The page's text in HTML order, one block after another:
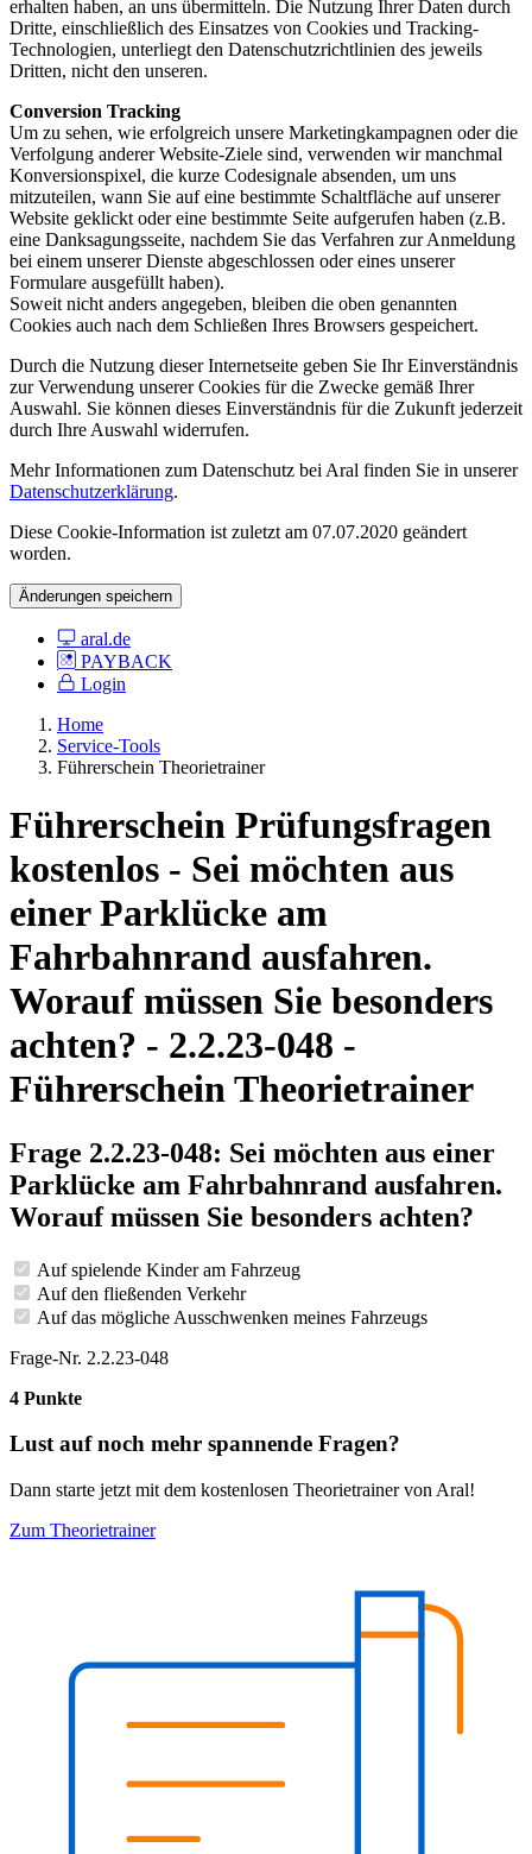
erhalten haben, an uns übermitteln. Die Nutzung Ihrer Daten durch
Dritte, einschließlich des Einsatzes von Cookies und Tracking-
Technologien, unterliegt den Datenschutzrichtlinien des jeweils
Dritten, nicht den unseren.
Conversion Tracking
Um zu sehen, wie erfolgreich unsere Marketingkampagnen oder die
Verfolgung anderer Website-Ziele sind, verwenden wir manchmal
Konversionspixel, die kurze Codesignale absenden, um uns
mitzuteilen, wann Sie auf eine bestimmte Schaltfläche auf unserer
Website geklickt oder eine bestimmte Seite aufgerufen haben (z.B.
eine Danksagungsseite, nachdem Sie das Verfahren zur Anmeldung
bei einem unserer Dienste abgeschlossen oder eines unserer
Formulare ausgefüllt haben).
Soweit nicht anders angegeben, bleiben die oben genannten
Cookies auch nach dem Schließen Ihres Browsers gespeichert.
Durch die Nutzung dieser Internetseite geben Sie Ihr Einverständnis
zur Verwendung unserer Cookies für die Zwecke gemäß Ihrer
Auswahl. Sie können dieses Einverständnis für die Zukunft jederzeit
durch Ihre Auswahl widerrufen.
Mehr Informationen zum Datenschutz bei Aral finden Sie in unserer
Datenschutzerklärung.
Diese Cookie-Information ist zuletzt am 07.07.2020 geändert
worden.
Änderungen speichern
aral.de
PAYBACK
Login
Home
Service-Tools
Führerschein Theorietrainer
Führerschein Prüfungsfragen
kostenlos - Sei möchten aus
einer Parklücke am
Fahrbahnrand ausfahren.
Worauf müssen Sie besonders
achten? - 2.2.23-048 -
Führerschein Theorietrainer
Frage 2.2.23-048: Sei möchten aus einer
Parklücke am Fahrbahnrand ausfahren.
Worauf müssen Sie besonders achten?
Auf spielende Kinder am Fahrzeug
Auf den fließenden Verkehr
Auf das mögliche Ausschwenken meines Fahrzeugs
Frage-Nr. 2.2.23-048
4 Punkte
Lust auf noch mehr spannende Fragen?
Dann starte jetzt mit dem kostenlosen Theorietrainer von Aral!
Zum Theorietrainer